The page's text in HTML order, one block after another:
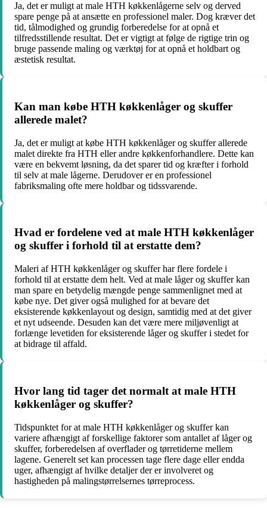
Ja, det er muligt at male HTH køkkenlågerne selv og derved
spare penge på at ansætte en professionel maler. Dog kræver det
tid, tålmodighed og grundig forberedelse for at opnå et
tilfredsstillende resultat. Det er vigtigt at følge de rigtige trin og
bruge passende maling og værktøj for at opnå et holdbart og
æstetisk resultat.
Kan man købe HTH køkkenlåger og skuffer
allerede malet?
Ja, det er muligt at købe HTH køkkenlåger og skuffer allerede
malet direkte fra HTH eller andre køkkenforhandlere. Dette kan
være en bekvemt løsning, da det sparer tid og kræfter i forhold
til selv at male lågerne. Derudover er en professionel
fabriksmaling ofte mere holdbar og tidssvarende.
Hvad er fordelene ved at male HTH køkkenlåger
og skuffer i forhold til at erstatte dem?
Maleri af HTH køkkenlåger og skuffer har flere fordele i
forhold til at erstatte dem helt. Ved at male låger og skuffer kan
man spare en betydelig mængde penge sammenlignet med at
købe nye. Det giver også mulighed for at bevare det
eksisterende køkkenlayout og design, samtidig med at det giver
et nyt udseende. Desuden kan det være mere miljøvenligt at
forlænge levetiden for eksisterende låger og skuffer i stedet for
at bidrage til affald.
Hvor lang tid tager det normalt at male HTH
køkkenlåger og skuffer?
Tidspunktet for at male HTH køkkenlåger og skuffer kan
variere afhængigt af forskellige faktorer som antallet af låger og
skuffer, forberedelsen af overflader og tørretiderne mellem
lagene. Generelt set kan processen tage flere dage eller endda
uger, afhængigt af hvilke detaljer der er involveret og
hastigheden på malingstørrelsernes tørreprocess.